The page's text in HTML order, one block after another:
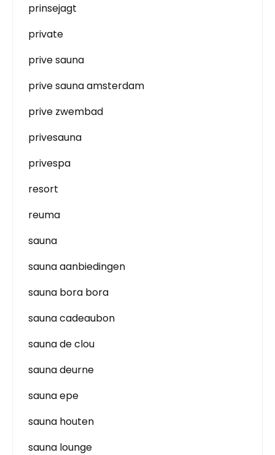
prinsejagt
private
prive sauna
prive sauna amsterdam
prive zwembad
privesauna
privespa
resort
reuma
sauna
sauna aanbiedingen
sauna bora bora
sauna cadeaubon
sauna de clou
sauna deurne
sauna epe
sauna houten
sauna lounge